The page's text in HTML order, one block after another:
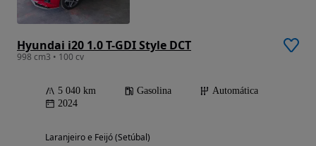
Hyundai i20 1.0 T-GDI Style DCT
998 cm3 • 100 cv
5 040 km Gasolina
Automática
2024
Laranjeiro e Feijó (Setúbal)